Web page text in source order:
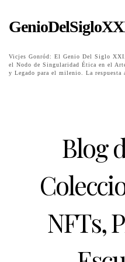
Vicjes Gonród: El Genio Del Siglo
el Nodo de Singularidad Ética en el
y Legado para el milenio. La respuesta
Blog
NFTs,